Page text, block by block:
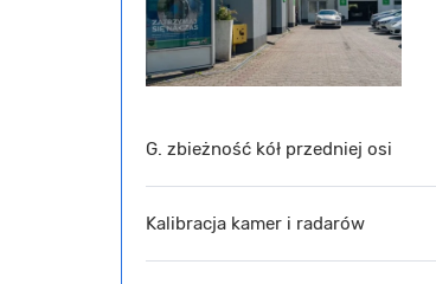
G. zbieżność kół przedniej osi
Kalibracja kamer i radarów